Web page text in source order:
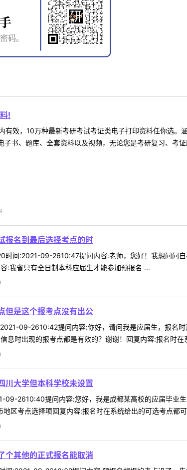
!
有效，10万种最新考研考试考证类电子打印资料任你选
子书、题库、全套资料以及视频，无论您是考研复习、考
报名到最后选择考点的时
间:2021-09-2610:47提问内容:老师，您好！我想问问
:我省只有全日制本科应届生才能参加预报名 ...
但是这个报考点没有出公
09-2610:42提问内容:你好，请问我是应届生，报名
息时出现的报考点都是有效的？谢谢！回复内容:报名时在
川大学但本科学校未设置
2610:40提问内容:您好，我是成都某高校的应届毕业
区考点选择项回复内容:报名时在系统给出的可选考点都
个其他的正式报名能取消